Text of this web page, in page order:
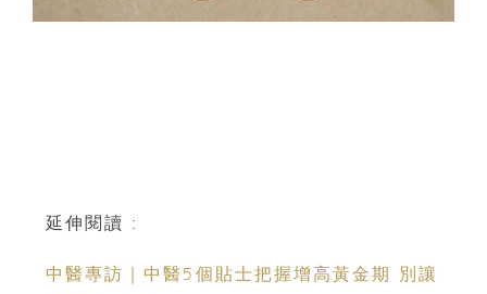
延伸閱讀 :
中醫專訪｜中醫5個貼士把握增高黃金期 別讓